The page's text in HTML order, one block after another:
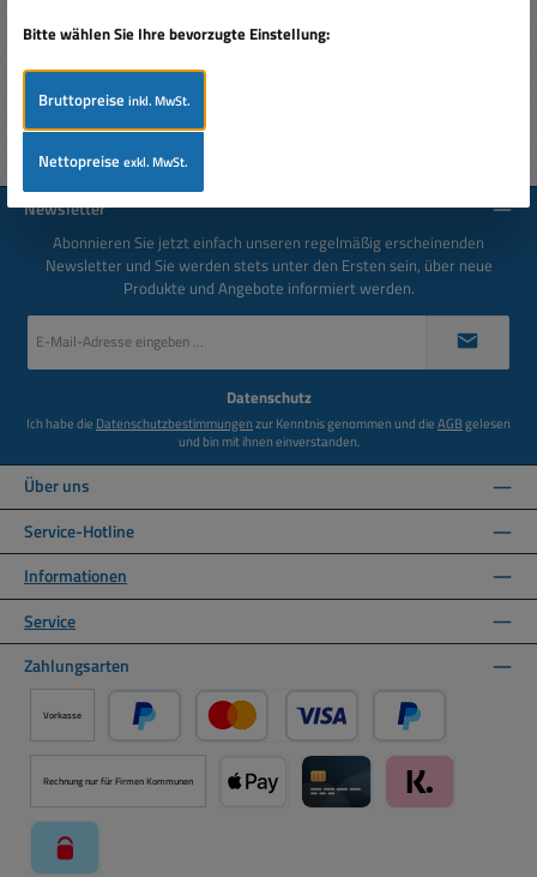
Bewertungen
Newsletter
Abonnieren Sie jetzt einfach unseren regelmäßig erscheinenden
Newsletter und Sie werden stets unter den Ersten sein, über neue
Produkte und Angebote informiert werden.
Mail-
Datenschutz
Ich habe die Datenschutzbestimmungenzur Kenntnis genommen und dieAGBgelesen
und bin mit ihnen einverstanden.
Über uns
Service-Hotline
Informationen
Service
Zahlungsarten
Vorkasse
PayPal Kredit- oder Debitkarte über PayPal
Später Bezahlen
Rechnung nur für Firmen Kommunen
Bitte wählen Sie Ihre bevorzugte Einstellung:
Bruttopreiseinkl. MwSt.
Nettopreiseexkl. MwSt.